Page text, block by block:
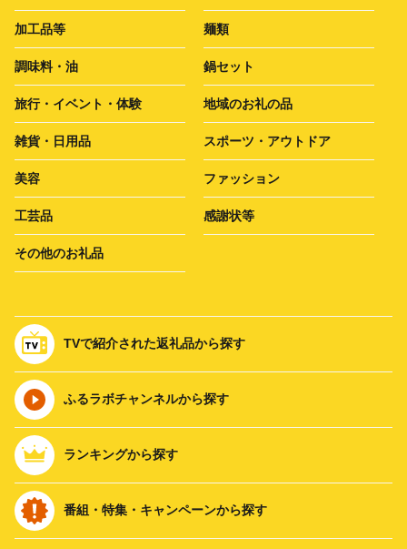
加工品等 麺類
調味料・油 鍋セット
旅行・イベント・体験 地域のお礼の品
雑貨・日用品 スポーツ・アウトドア
美容 ファッション
工芸品 感謝状等
その他のお礼品
TVで紹介された返礼品から探す
ふるラボチャンネルから探す
ランキングから探す
番組・特集・キャンペーンから探す